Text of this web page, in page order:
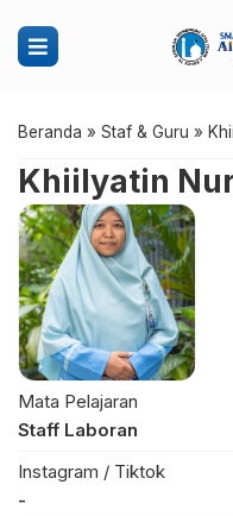
Beranda » Staf & Guru »
Khiilyatin
Mata Pelajaran
Staff Laboran
Instagram / Tiktok
-